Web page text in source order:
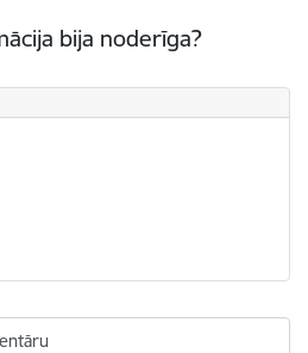
bija noderīga?
noderīga?